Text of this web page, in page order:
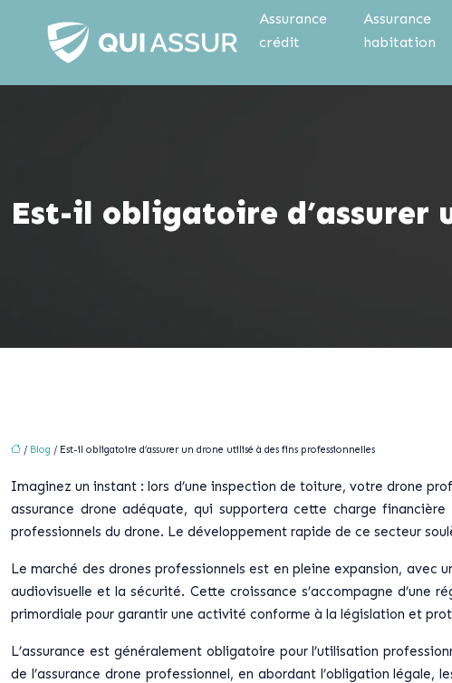
Assurance
crédit
Assurance
habitation
Est-il obligatoire d’assurer
/ Blog / Est-il obligatoire d’assurer un drone utilisé à des fins professionnelles
Imaginez un instant : lors d’une inspection de toiture, votre drone
assurance drone adéquate, qui supportera cette charge
professionnels du drone. Le développement rapide de ce secteur
Le marché des drones professionnels est en pleine expansion, avec
audiovisuelle et la sécurité. Cette croissance s’accompagne d’une
primordiale pour garantir une activité conforme à la législation et
L’assurance est généralement obligatoire pour l’utilisation
de l’assurance drone professionnel, en abordant l’obligation